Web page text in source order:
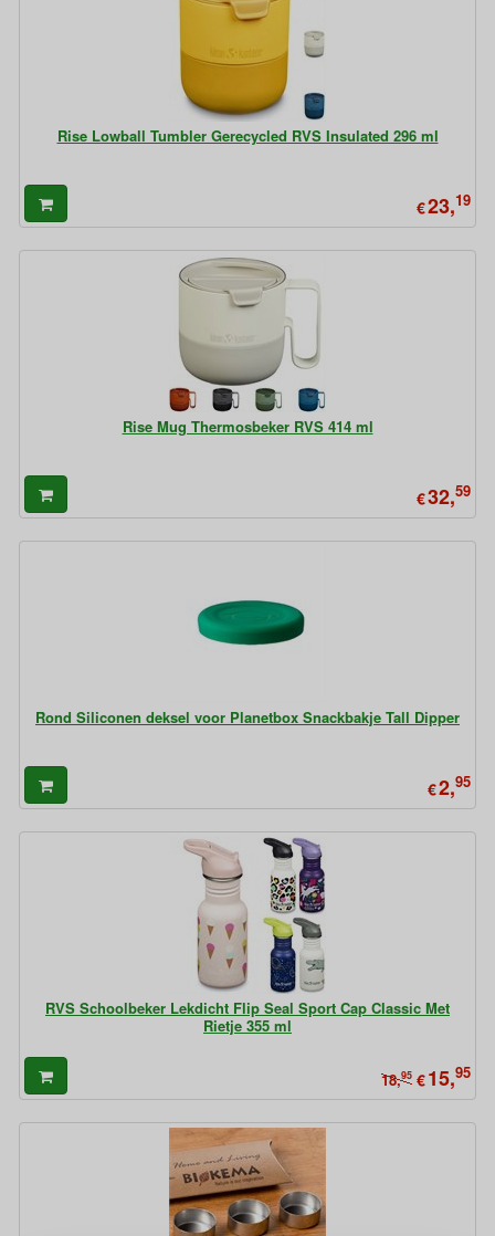
Rise Lowball Tumbler Gerecycled RVS Insulated 296 ml
€23,19
Rise Mug Thermosbeker RVS 414 ml
€32,59
Rond Siliconen deksel voor Planetbox Snackbakje Tall Dipper
€2,95
RVS Schoolbeker Lekdicht Flip Seal Sport Cap Classic Met
Rietje 355 ml
18,95 €15,95